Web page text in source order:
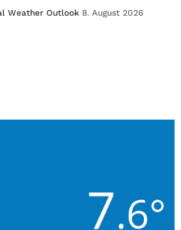
Weather Outlook 8. August 2026